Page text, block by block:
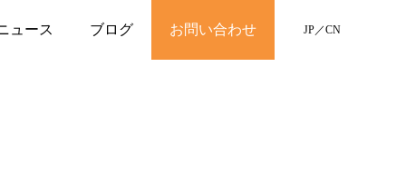
ュース ブログ お問い合わせ JP／CN